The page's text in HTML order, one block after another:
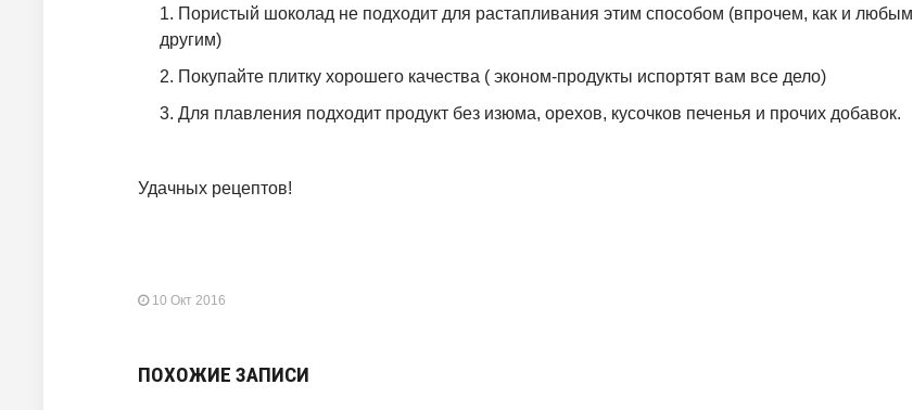
Пористый шоколад не подходит для растапливания этим способом (впрочем, как и любым
другим)
Покупайте плитку хорошего качества ( эконом-продукты испортят вам все дело)
Для плавления подходит продукт без изюма, орехов, кусочков печенья и прочих добавок.
Удачных рецептов!
10 Окт 2016
ПОХОЖИЕ ЗАПИСИ